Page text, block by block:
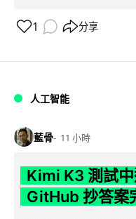
1 分享
人工智能
藍骨 11 小時
Kimi K3 測試
GitHub 抄答案